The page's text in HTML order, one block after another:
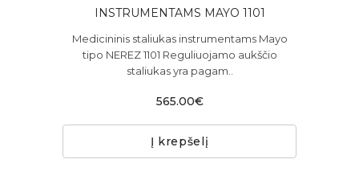
INSTRUMENTAMS MAYO 1101
Medicininis staliukas instrumentams Mayo
tipo NEREZ 1101 Reguliuojamo aukščio
staliukas yra pagam..
565.00€
Į krepšelį